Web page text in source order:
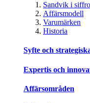
Sandvik i
Affärsmodell
Varumärken
Historia
Syfte och
Expertis och
Affärsområden